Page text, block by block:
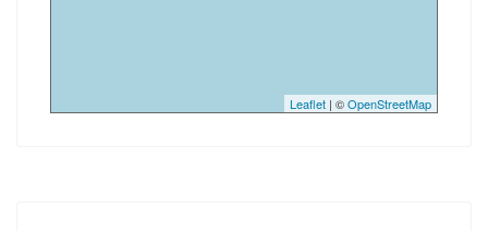
Leaflet | ©OpenStreetMap